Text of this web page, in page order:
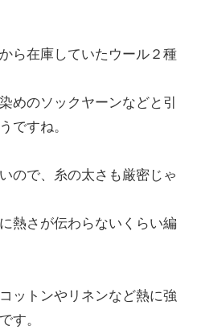
ら在庫していたウール２種
めのソックヤーンなどと引
ですね。
ので、糸の太さも厳密じゃ
熱さが伝わらないくらい編
ットンやリネンなど熱に強
す。